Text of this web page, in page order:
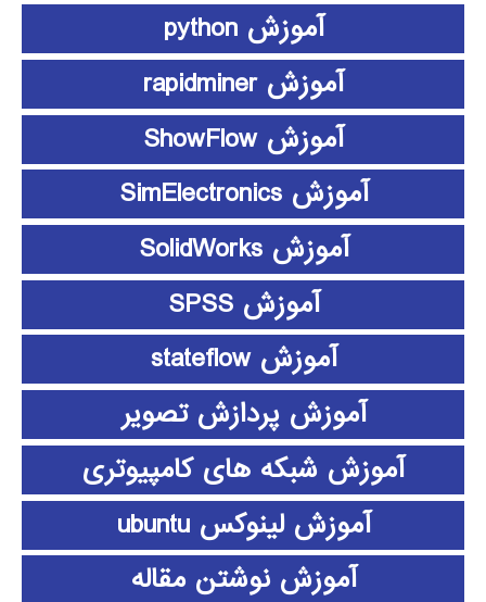
آموزش python
آموزش rapidminer
آموزش ShowFlow
آموزش SimElectronics
آموزش SolidWorks
آموزش SPSS
آموزش stateflow
آموزش پردازش تصویر
آموزش شبکه های کامپیوتری
آموزش لینوکس ubuntu
آموزش نوشتن مقاله